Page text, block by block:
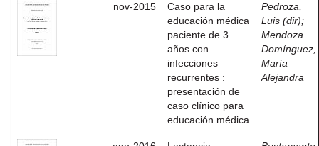
nov-2015
Caso para la
educación médica
paciente de 3
años con
infecciones
recurrentes :
presentación de
caso clínico para
educación médica
Pedroza,
Luis (dir);
Mendoza
Domínguez,
María
Alejandra